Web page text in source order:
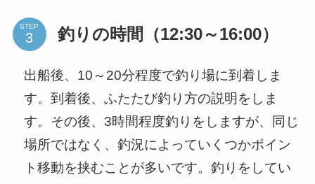
STEP 釣りの時間（12:30～16:00）
出船後、10～20分程度で釣り場に到着しま
す。到着後、ふたたび釣り方の説明をしま
す。その後、3時間程度釣りをしますが、同じ
場所ではなく、釣況によっていくつかポイン
ト移動を挟むことが多いです。釣りをしてい